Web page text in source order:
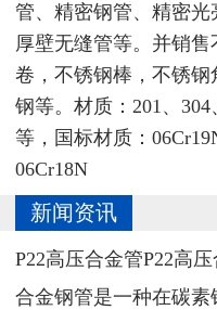
管、精密钢管、精密光
厚壁无缝管等。并销
卷，不锈钢棒，不锈钢
钢等。材质：201、304
等，国标材质：
06Cr18N
新闻资讯
‌P22高压合金管P22高
合金钢管‌是一种在碳素